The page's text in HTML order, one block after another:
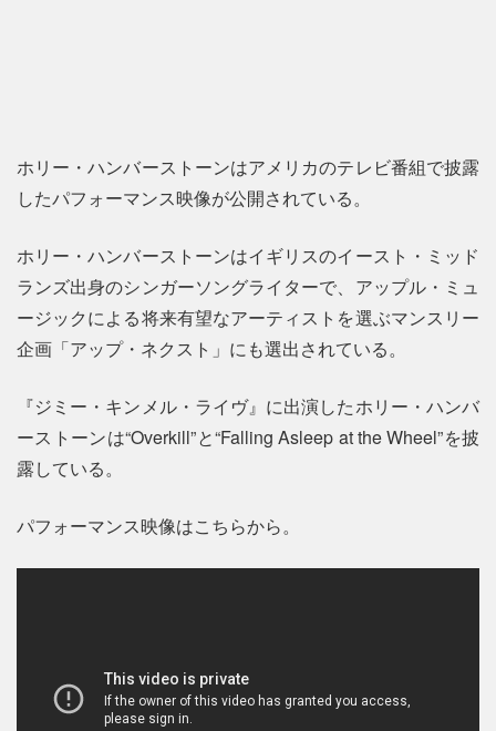
ホリー・ハンバーストーンはアメリカのテレビ番組で披露
したパフォーマンス映像が公開されている。
ホリー・ハンバーストーンはイギリスのイースト・ミッド
ランズ出身のシンガーソングライターで、アップル・ミュ
ージックによる将来有望なアーティストを選ぶマンスリー
企画「アップ・ネクスト」にも選出されている。
『ジミー・キンメル・ライヴ』に出演したホリー・ハンバ
ーストーンは“Overkill”と“Falling Asleep at the Wheel”を披
露している。
パフォーマンス映像はこちらから。